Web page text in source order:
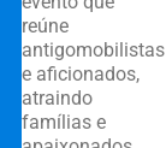
reúne
antigomobilistas
e aficionados,
atraindo
famílias e